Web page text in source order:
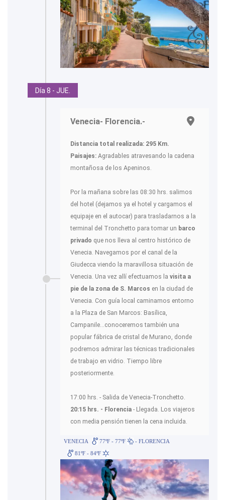
Día 8 - JUE.
Venecia- Florencia.-
Distancia total realizada: 295 Km.
Paisajes: Agradables atravesando la cadena
montañosa de los Apeninos.
Por la mañana sobre las 08:30 hrs. salimos
del hotel (dejamos ya el hotel y cargamos el
equipaje en el autocar) para trasladarnos a la
terminal del Tronchetto para tomar un barco
privado que nos lleva al centro histórico de
Venecia. Navegamos por el canal de la
Giudecca viendo la maravillosa situación de
Venecia. Una vez allí efectuamos la visita a
pie de la zona de S. Marcos en la ciudad de
Venecia. Con guía local caminamos entorno
a la Plaza de San Marcos: Basílica,
Campanile...conoceremos también una
popular fábrica de cristal de Murano, donde
podremos admirar las técnicas tradicionales
de trabajo en vidrio. Tiempo libre
posteriormente.
17:00 hrs. - Salida de Venecia-Tronchetto.
20:15 hrs. - Florencia - Llegada. Los viajeros
con media pensión tienen la cena incluida.
VENECIA 77ºF - 77ºF
- FLORENCIA
81ºF - 84ºF